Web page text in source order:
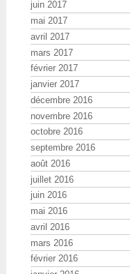
juin 2017
mai 2017
avril 2017
mars 2017
février 2017
janvier 2017
décembre 2016
novembre 2016
octobre 2016
septembre 2016
août 2016
juillet 2016
juin 2016
mai 2016
avril 2016
mars 2016
février 2016